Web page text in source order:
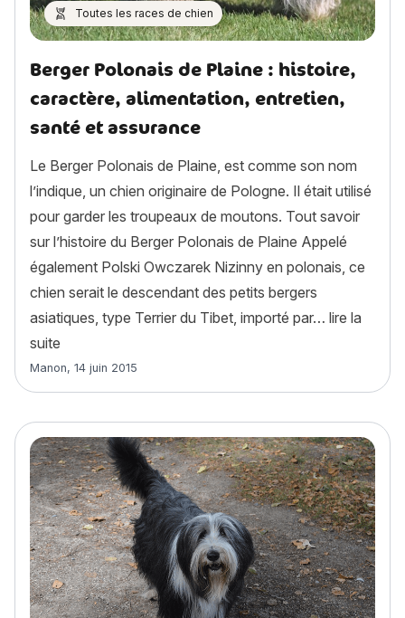
Toutes les races de chien
Berger Polonais de Plaine : histoire,
caractère, alimentation, entretien,
santé et assurance
Le Berger Polonais de Plaine, est comme son nom
l’indique, un chien originaire de Pologne. Il était utilisé
pour garder les troupeaux de moutons. Tout savoir
sur l’histoire du Berger Polonais de Plaine Appelé
également Polski Owczarek Nizinny en polonais, ce
chien serait le descendant des petits bergers
asiatiques, type Terrier du Tibet, importé par… lire la
suite
Article rédigé par
Manon, 14 juin 2015